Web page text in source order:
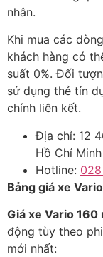
nhân.
Khi mua các
khách hàng có
suất 0%. Đối
sử dụng thẻ tín
chính liên kết.
Địa chỉ: 12
Hồ Chí Minh
Hotline:
Bảng giá xe
Giá xe Vario 160
động tùy theo
mới nhất: